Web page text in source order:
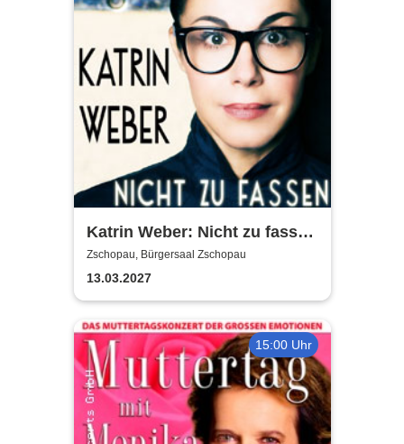
Katrin Weber: Nicht zu fassen
- Kabarettabend
Zschopau, Bürgersaal Zschopau
13.03.2027
15:00 Uhr